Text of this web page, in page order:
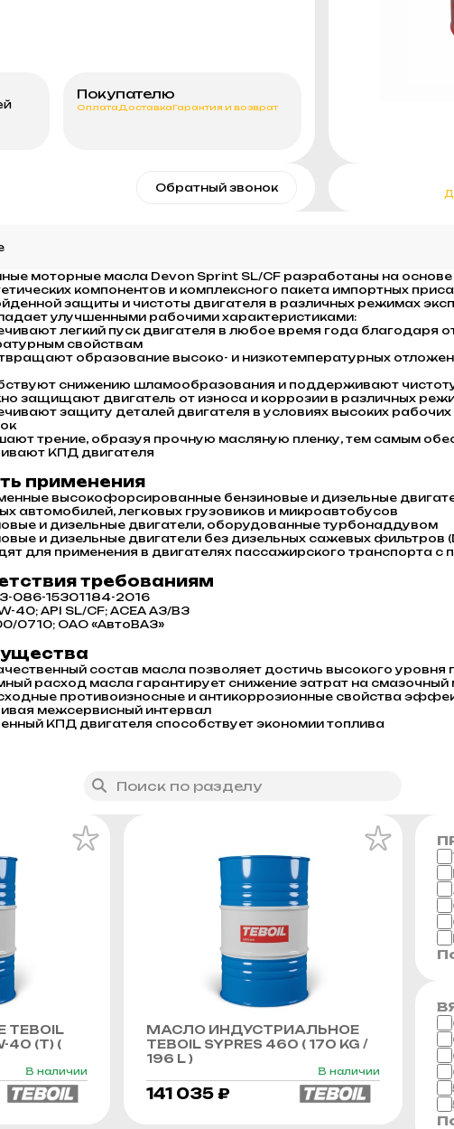
Покупателю
Оплата ДоставкаГарантия и возврат
Обратный звонок
моторные масла Devon Sprint SL/CF разработаны на
компонентов и комплексного пакета импортных
защиты и чистоты двигателя в различных режимах
улучшенными рабочими характеристиками:
легкий пуск двигателя в любое время года благодаря
свойствам
образование высоко- и низкотемпературных
снижению шламообразования и поддерживают
защищают двигатель от износа и коррозии в различных
защиту деталей двигателя в условиях высоких
трение, образуя прочную масляную пленку, тем самым
КПД двигателя
применения
высокофорсированные бензиновые и дизельные
автомобилей, легковых грузовиков и микроавтобусов
и дизельные двигатели, оборудованные турбонаддувом
и дизельные двигатели без дизельных сажевых фильтров
для применения в двигателях пассажирского транспорта с
требованиям
086-15301184-2016
40; API SL/CF; ACEA A3/B3
0710; ОАО «АвтоВАЗ»
состав масла позволяет достичь высокого уровня
расход масла гарантирует снижение затрат на смазочный
противоизносные и антикоррозионные свойства
межсервисный интервал
КПД двигателя способствует экономии топлива
40 (Т) (
В наличии
МАСЛО ИНДУСТРИАЛЬНОЕ
TEBOIL SYPRES 460 ( 170 KG /
196 L )
В наличии
141 035 ₽